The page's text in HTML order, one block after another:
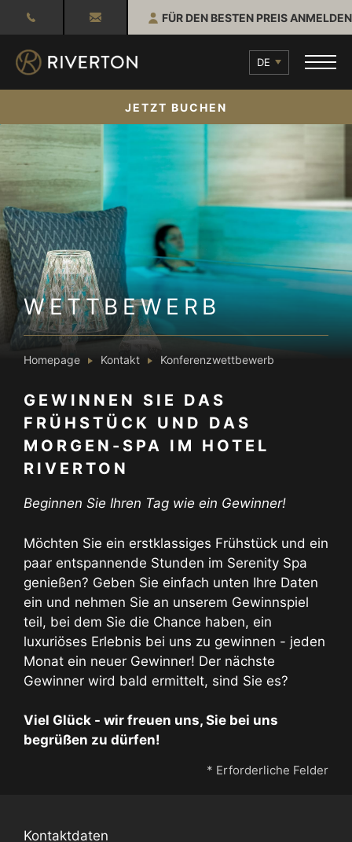
FÜR DEN BESTEN PREIS ANMELDEN
DE
JETZT BUCHEN
WETTBEWERB
Homepage Kontakt Konferenzwettbewerb
GEWINNEN SIE DAS
FRÜHSTÜCK UND DAS
MORGEN-SPA IM HOTEL
RIVERTON
Beginnen Sie Ihren Tag wie ein Gewinner!
Möchten Sie ein erstklassiges Frühstück und ein
paar entspannende Stunden im Serenity Spa
genießen? Geben Sie einfach unten Ihre Daten
ein und nehmen Sie an unserem Gewinnspiel
teil, bei dem Sie die Chance haben, ein
luxuriöses Erlebnis bei uns zu gewinnen - jeden
Monat ein neuer Gewinner! Der nächste
Gewinner wird bald ermittelt, sind Sie es?
Viel Glück - wir freuen uns, Sie bei uns
begrüßen zu dürfen!
* Erforderliche Felder
Kontaktdaten